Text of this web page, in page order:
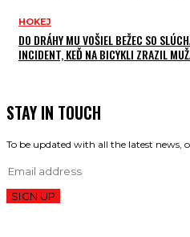
HOKEJ
DO DRÁHY MU VOŠIEL BEŽEC SO
INCIDENT, KEĎ NA BICYKLI ZRAZIL
STAY IN TOUCH
To be updated with all the latest news,
SIGN UP